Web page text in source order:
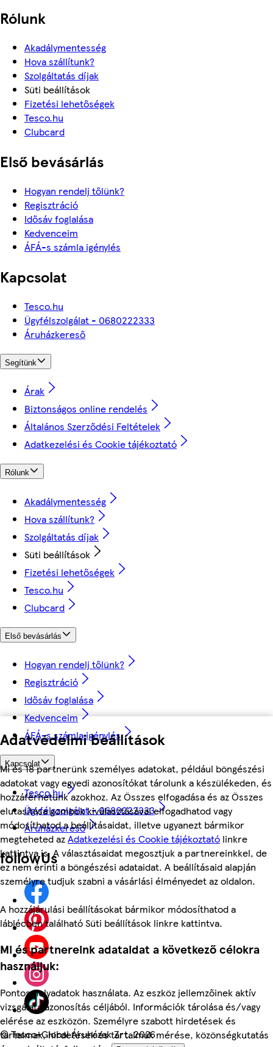
Adatvédelmi beállítások
Mi és 18 partnerünk személyes adatokat, például böngészési
adatokat vagy egyedi azonosítókat tárolunk a készülékeden, és
hozzáférhetünk azokhoz. Az Összes elfogadása és az Összes
elutasítása gombok kiválasztásával elfogadhatod vagy
módosíthatod a beállításaidat, illetve ugyanezt bármikor
megteheted azAdatkezelési és Cookie tájékoztató linkre
kattintva is. A választásaidat megosztjuk a partnereinkkel, de
ez nem érinti a böngészési adataidat. A beállításaid alapján
személyre tudjuk szabni a vásárlási élményedet az oldalon.
A hozzájárulási beállításokat bármikor módosíthatod a
láblécben található Süti beállítások linkre kattintva.
Mi és partnereink adataidat a következő célokra
használjuk:
Pontos helyadatok használata. Az eszköz jellemzőinek aktív
vizsgálata azonosítás céljából. Információk tárolása és/vagy
elérése az eszközön. Személyre szabott hirdetések és
tartalmak, hirdetések és tartalmak mérése, közönségkutatás
Rólunk
Akadálymentesség
Hova szállítunk?
Szolgáltatás díjak
Süti beállítások
Fizetési lehetőségek
Tesco.hu
Clubcard
Első bevásárlás
Hogyan rendelj tőlünk?
Regisztráció
Idősáv foglalása
Kedvenceim
ÁFÁ-s számla igénylés
Kapcsolat
Tesco.hu
Ügyfélszolgálat - 0680222333
Áruházkereső
Segítünk
Árak
Biztonságos online rendelés
Általános Szerződési Feltételek
Adatkezelési és Cookie tájékoztató
Rólunk
Akadálymentesség
Hova szállítunk?
Szolgáltatás díjak
Süti beállítások
Fizetési lehetőségek
Tesco.hu
Clubcard
Első bevásárlás
Hogyan rendelj tőlünk?
Regisztráció
Idősáv foglalása
Kedvenceim
ÁFÁ-s számla igénylés
Kapcsolat
Tesco.hu
Ügyfélszolgálat - 0680222333
Áruházkereső
followUs
©Tesco-Global Áruházak Zrt. 2026